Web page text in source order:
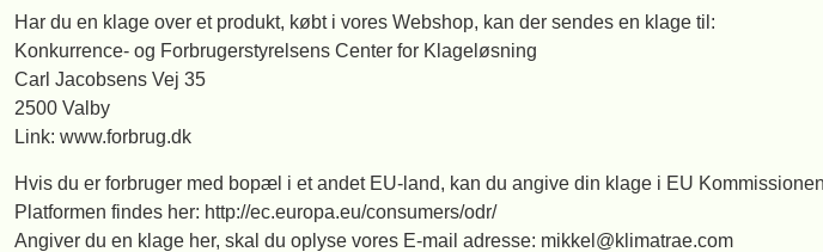
Har du en klage over et produkt, købt i vores Webshop, kan der sendes en klage til:
Konkurrence- og Forbrugerstyrelsens Center for Klageløsning
Carl Jacobsens Vej 35
2500 Valby
Link: www.forbrug.dk
Hvis du er forbruger med bopæl i et andet EU-land, kan du angive din klage i EU
Platformen findes her: http://ec.europa.eu/consumers/odr/
Angiver du en klage her, skal du oplyse vores E-mail adresse: mikkel@klimatrae.com